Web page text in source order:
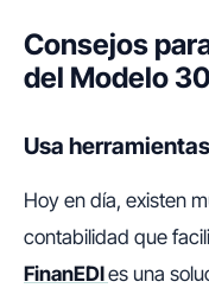
Consejos
del Modelo
Usa
Hoy en día, existen
contabilidad que
FinanEDIes una